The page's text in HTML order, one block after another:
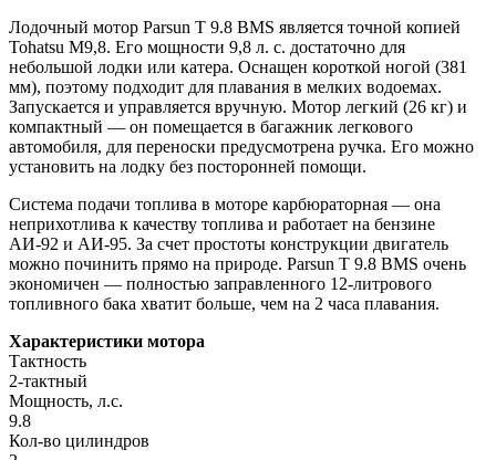
Лодочный мотор Parsun T 9.8 BMS является точной копией
Tohatsu M9,8. Его мощности 9,8 л. с. достаточно для
небольшой лодки или катера. Оснащен короткой ногой (381
мм), поэтому подходит для плавания в мелких водоемах.
Запускается и управляется вручную. Мотор легкий (26 кг) и
компактный — он помещается в багажник легкового
автомобиля, для переноски предусмотрена ручка. Его можно
установить на лодку без посторонней помощи.
Система подачи топлива в моторе карбюраторная — она
неприхотлива к качеству топлива и работает на бензине
АИ-92 и АИ-95. За счет простоты конструкции двигатель
можно починить прямо на природе. Parsun T 9.8 BMS очень
экономичен — полностью заправленного 12-литрового
топливного бака хватит больше, чем на 2 часа плавания.
Характеристики мотора
Тактность
2-тактный
Мощность, л.с.
9.8
Кол-во цилиндров